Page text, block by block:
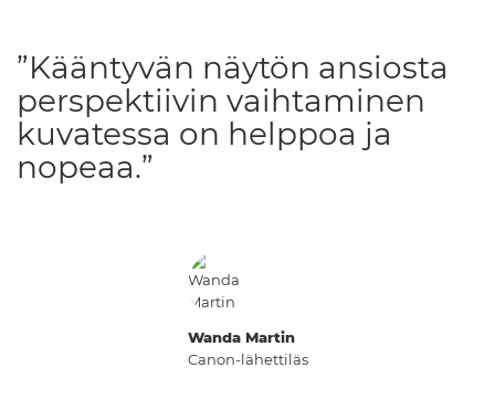
Wanda Martin
Canon-lähettiläs
”Kääntyvän näytön ansiosta
perspektiivin vaihtaminen
kuvatessa on helppoa ja
nopeaa.”